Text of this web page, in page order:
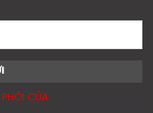
CỦA